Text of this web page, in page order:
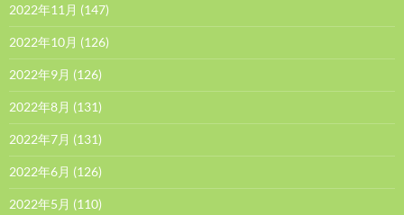
2022年11月 (147)
2022年10月 (126)
2022年9月 (126)
2022年8月 (131)
2022年7月 (131)
2022年6月 (126)
2022年5月 (110)